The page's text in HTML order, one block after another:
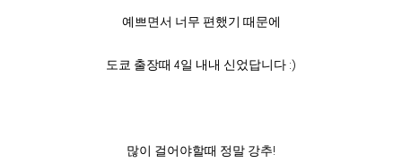
예쁘면서 너무 편했기 때문에
도쿄 출장때 4일 내내 신었답니다 :)
많이 걸어야할때 정말 강추!